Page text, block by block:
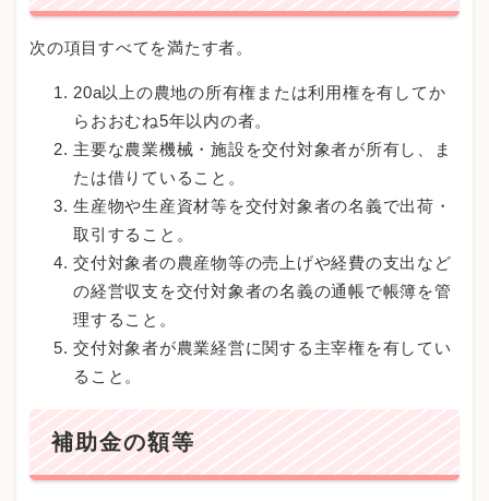
次の項目すべてを満たす者。
20a以上の農地の所有権または利用権を有してか
らおおむね5年以内の者。
主要な農業機械・施設を交付対象者が所有し、ま
たは借りていること。
生産物や生産資材等を交付対象者の名義で出荷・
取引すること。
交付対象者の農産物等の売上げや経費の支出など
の経営収支を交付対象者の名義の通帳で帳簿を管
理すること。
交付対象者が農業経営に関する主宰権を有してい
ること。
補助金の額等